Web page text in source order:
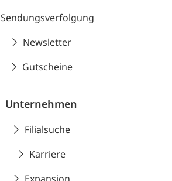
Sendungsverfolgung
Newsletter
Gutscheine
Unternehmen
Filialsuche
Karriere